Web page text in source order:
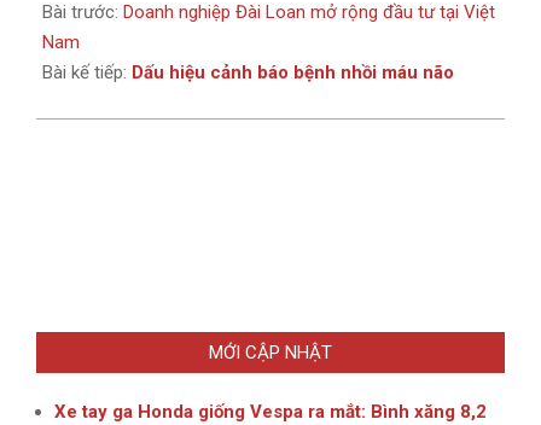
Bài trước: Doanh nghiệp Đài Loan mở rộng đầu tư tại Việt
Nam
Bài kế tiếp: Dấu hiệu cảnh báo bệnh nhồi máu não
MỚI CẬP NHẬT
Xe tay ga Honda giống Vespa ra mắt: Bình xăng 8,2